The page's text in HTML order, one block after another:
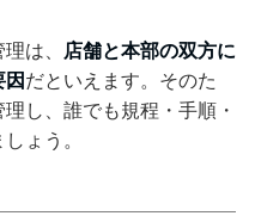
は、
店舗と本部の双方に
だといえます。そのた
し、誰でも規程・手順・
ょう。